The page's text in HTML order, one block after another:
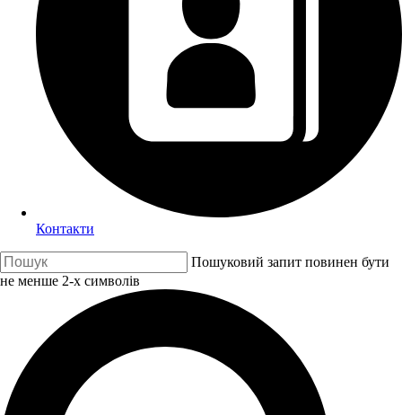
Контакти
Пошуковий запит повинен бути
не менше 2-х символів